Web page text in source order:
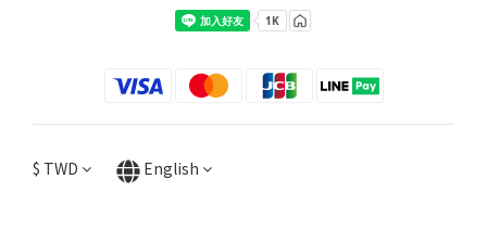
$ TWD English